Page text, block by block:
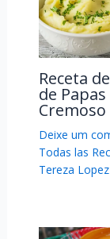
Receta
de Papas
Cremoso
Deixe um
Todas las
Tereza Lopez